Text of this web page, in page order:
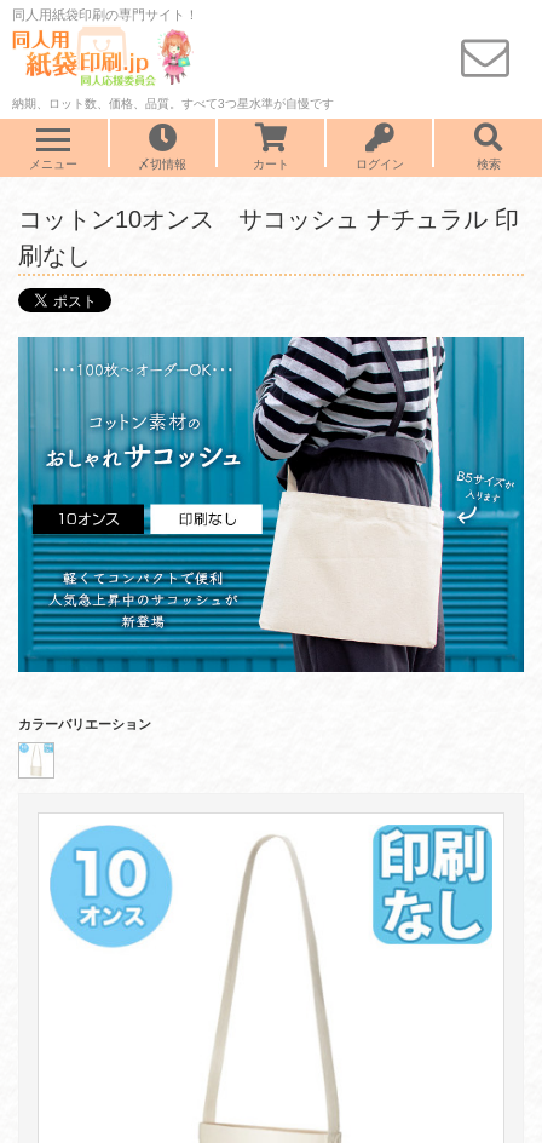
同人用紙袋印刷の専門サイト！
納期、ロット数、価格、品質。すべて3つ星水準が自慢です
メニュー 〆切情報 カート ログイン 検索
コットン10オンス サコッシュ ナチュラル 印
刷なし
カラーバリエーション